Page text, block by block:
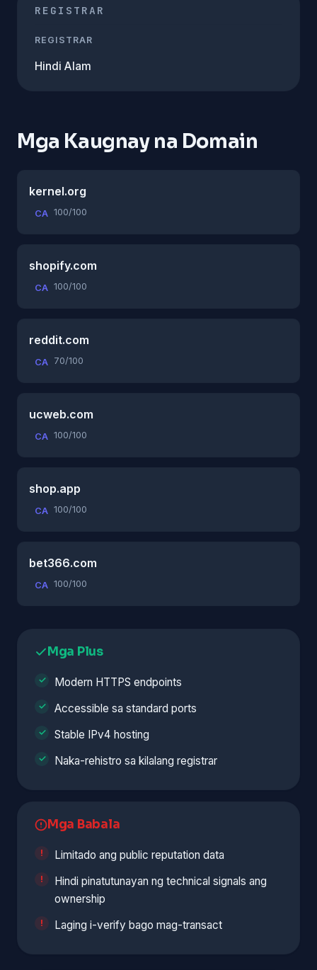
REGISTRAR
REGISTRAR
Hindi Alam
Mga Kaugnay na Domain
kernel.org
CA 100/100
shopify.com
CA 100/100
reddit.com
CA 70/100
ucweb.com
CA 100/100
shop.app
CA 100/100
bet366.com
CA 100/100
Mga Plus
Modern HTTPS endpoints
Accessible sa standard ports
Stable IPv4 hosting
Naka-rehistro sa kilalang registrar
Mga Babala
Limitado ang public reputation data
Hindi pinatutunayan ng technical signals ang
ownership
Laging i-verify bago mag-transact